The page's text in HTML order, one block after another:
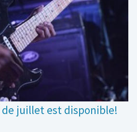
juillet est disponible!